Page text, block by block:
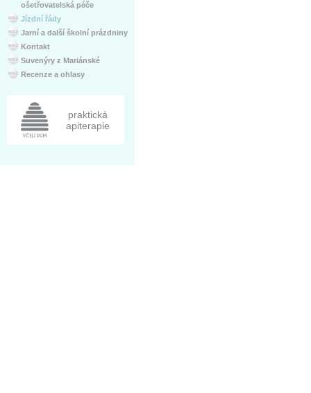
ošetřovatelská péče
Jízdní řády
Jarní a další školní prázdniny
Kontakt
Suvenýry z Mariánské
Recenze a ohlasy
praktická
apiterapie